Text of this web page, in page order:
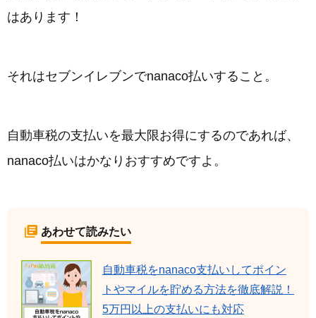
はあります！
それはセブンイレブンでnanaco払いすること。
自動車税の支払いを最大限お得にするのであれば、
nanaco払いはかなりおすすめですよ。
あわせて読みたい
自動車税をnanaco支払いしてポイン
トやマイルを貯める方法を徹底解説！
5万円以上の支払いにも対応